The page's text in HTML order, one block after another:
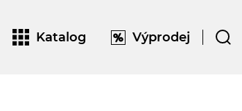
Katalog Výprodej